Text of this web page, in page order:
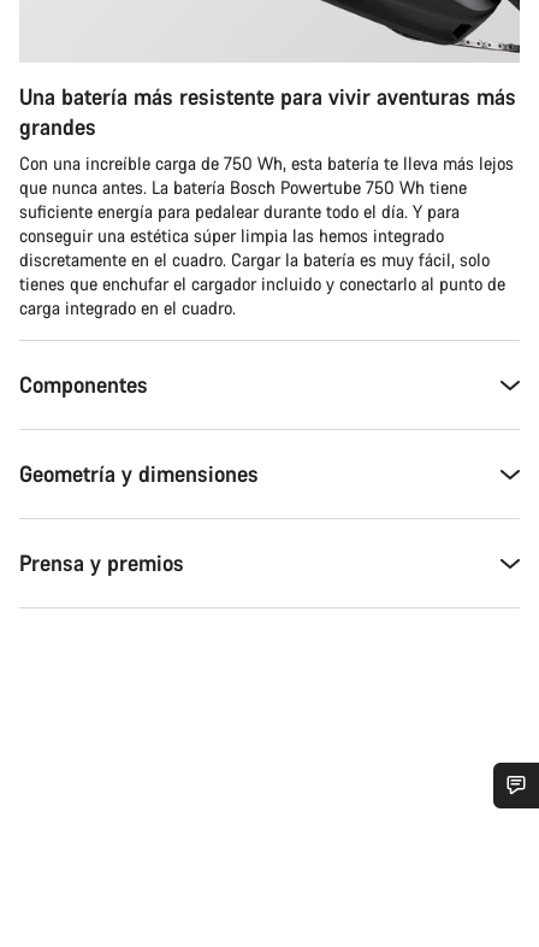
Una batería más resistente para vivir aventuras más
grandes
Con una increíble carga de 750 Wh, esta batería te lleva más lejos
que nunca antes. La batería Bosch Powertube 750 Wh tiene
suficiente energía para pedalear durante todo el día. Y para
conseguir una estética súper limpia las hemos integrado
discretamente en el cuadro. Cargar la batería es muy fácil, solo
tienes que enchufar el cargador incluido y conectarlo al punto de
carga integrado en el cuadro.
Componentes
Geometría y dimensiones
Prensa y premios